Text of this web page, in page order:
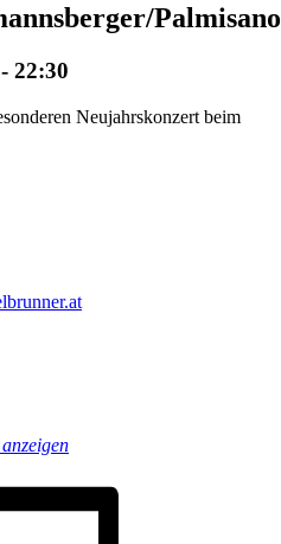
Palmisano
- 22:30
Neujahrskonzert beim